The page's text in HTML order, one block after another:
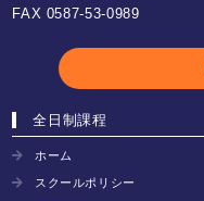
FAX 0587-53-0989
全日制課程
ホーム
スクールポリシー